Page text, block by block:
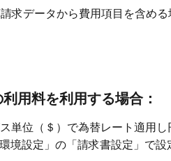
求データから費用項目を含め
用料を利用する場合：
単位（＄）で為替レート適用し
境設定」の「請求書設定」で